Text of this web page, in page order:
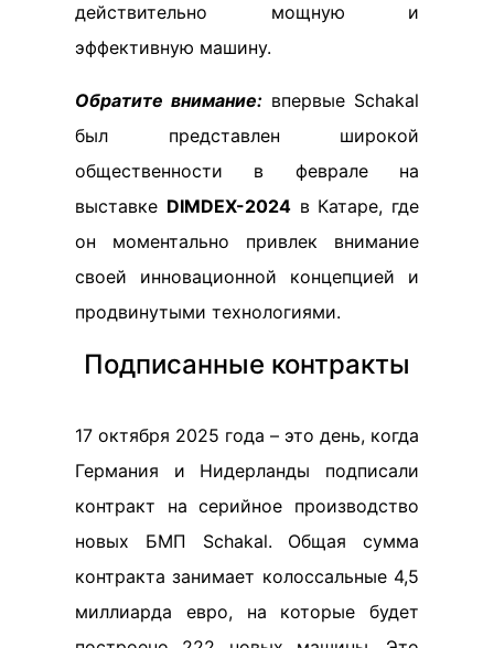
действительно мощную и
эффективную машину.
Обратите внимание: впервые Schakal
был представлен широкой
общественности в феврале на
выставке DIMDEX-2024в Катаре, где
он моментально привлек внимание
своей инновационной концепцией и
продвинутыми технологиями.
Подписанные контракты
17 октября 2025 года – это день, когда
Германия и Нидерланды подписали
контракт на серийное производство
новых БМП Schakal. Общая сумма
контракта занимает колоссальные 4,5
миллиарда евро, на которые будет